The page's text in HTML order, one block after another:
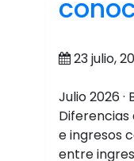
23 julio,
Julio 2026 ·
e ingresos
entre